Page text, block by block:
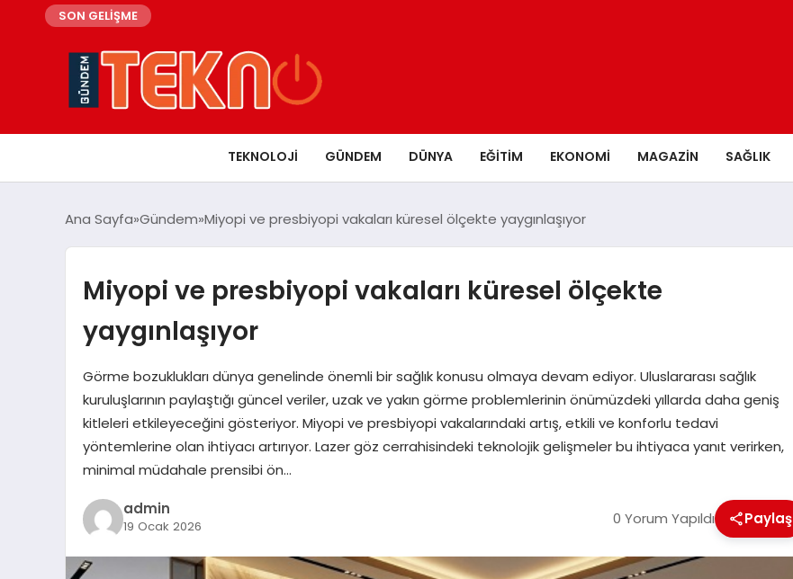
SON GELİŞME
TEKNOLOJI GÜNDEM DÜNYA EĞITIM EKONOMI MAGAZIN SAĞLIK
Ana Sayfa Gündem Miyopi ve presbiyopi vakaları küresel ölçekte yaygınlaşıyor
Miyopi ve presbiyopi vakaları küresel ölçekte
yaygınlaşıyor
Görme bozuklukları dünya genelinde önemli bir sağlık konusu olmaya devam ediyor. Uluslararası sağlık
kuruluşlarının paylaştığı güncel veriler, uzak ve yakın görme problemlerinin önümüzdeki yıllarda daha geniş
kitleleri etkileyeceğini gösteriyor. Miyopi ve presbiyopi vakalarındaki artış, etkili ve konforlu tedavi
yöntemlerine olan ihtiyacı artırıyor. Lazer göz cerrahisindeki teknolojik gelişmeler bu ihtiyaca yanıt verirken,
minimal müdahale prensibi ön…
admin
19 Ocak 2026 0 Yorum Yapıldı Paylaş